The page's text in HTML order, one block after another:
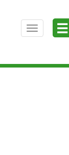
Toggle
navigation
☰